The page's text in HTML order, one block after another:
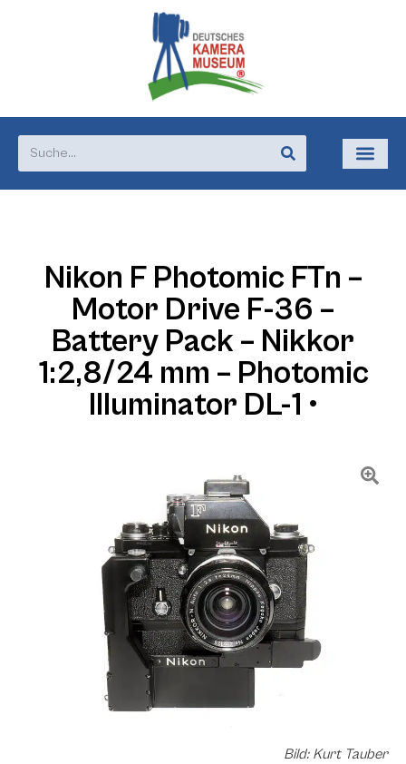
Nikon F Photomic FTn –
Motor Drive F-36 –
Battery Pack – Nikkor
1:2,8/24 mm – Photomic
Illuminator DL-1 •
Bild: Kurt Tauber